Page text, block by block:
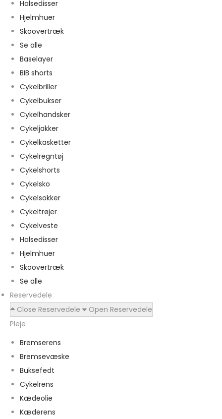
Halsedisser
Hjelmhuer
Skoovertræk
Se alle
Baselayer
BIB shorts
Cykelbriller
Cykelbukser
Cykelhandsker
Cykeljakker
Cykelkasketter
Cykelregntøj
Cykelshorts
Cykelsko
Cykelsokker
Cykeltrøjer
Cykelveste
Halsedisser
Hjelmhuer
Skoovertræk
Se alle
Reservedele
Close Reservedele
Open Reservedele
Pleje
Bremserens
Bremsevæske
Buksefedt
Cykelrens
Kædeolie
Kæderens